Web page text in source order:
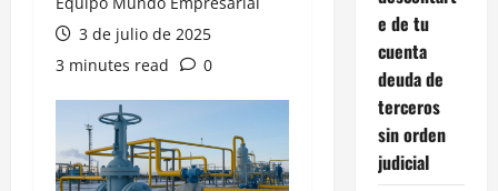
3 de julio de 2025
3 minutes read
0
e de tu
cuenta
deuda de
terceros
sin orden
judicial